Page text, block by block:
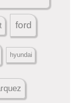
ford
hyundai